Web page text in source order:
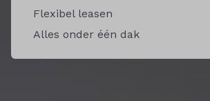
Flexibel leasen
Alles onder één dak